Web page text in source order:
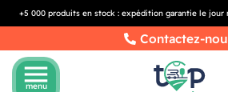
+5 000 produits en stock : expédition garantie le jour
Contactez-
menu
menu